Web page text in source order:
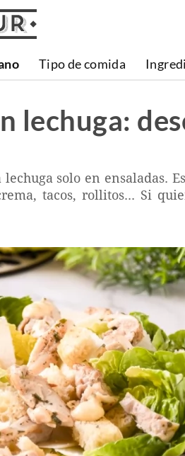
Tipo de comida
lechuga:
solo en ensaladas.
tacos, rollitos... Si